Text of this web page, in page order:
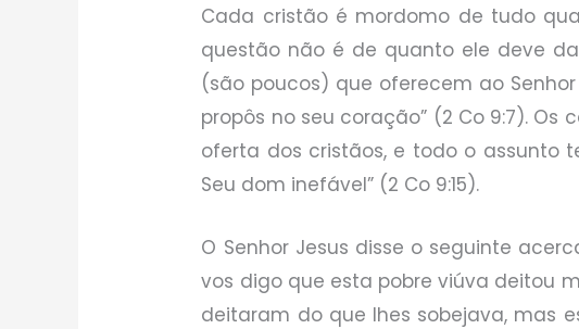
Cada cristão é mordomo de tudo
questão não é de quanto ele deve
(são poucos) que oferecem ao
propôs no seu coração” (2 Co 9:7).
oferta dos cristãos, e todo o assunto
Seu dom inefável” (2 Co 9:15).
O Senhor Jesus disse o seguinte
vos digo que esta pobre viúva deitou
deitaram do que lhes sobejava, mas